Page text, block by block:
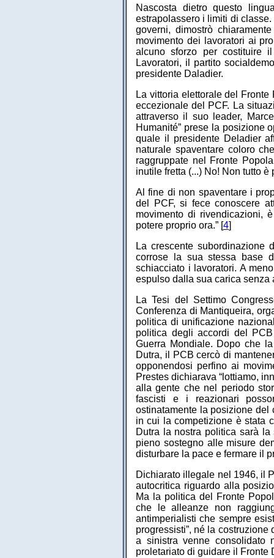
Nascosta dietro questo
estrapolassero i limiti di
governi, dimostrò
movimento dei lavoratori ai
alcuno sforzo per costituire
Lavoratori, il partito
presidente Daladier.
La vittoria elettorale del
eccezionale del PCF. La
attraverso il suo leader,
Humanité” prese la posizione
quale il presidente Deladier
naturale spaventare coloro
raggruppate nel Fronte
inutile fretta (...) No! Non tutto è
Al fine di non spaventare i
del PCF, si fece conoscere
movimento di rivendicazioni,
potere proprio ora.” [4]
La crescente subordinazione
corrose la sua stessa base
schiacciato i lavoratori. A
espulso dalla sua carica senza
La Tesi del Settimo
Conferenza di Mantiqueira,
politica di unificazione
politica degli accordi del
Guerra Mondiale. Dopo che
Dutra, il PCB cercò di
opponendosi perfino ai
Prestes dichiarava “lottiamo,
alla gente che nel periodo
fascisti e i reazionari
ostinatamente la posizione del
in cui la competizione è stata
Dutra la nostra politica sarà
pieno sostegno alle misure
disturbare la pace e fermare il
Dichiarato illegale nel 1946, il
autocritica riguardo alla
Ma la politica del Fronte
che le alleanze non
antimperialisti che sempre
progressisti”, né la
a sinistra venne consolidato
proletariato di guidare il Fronte